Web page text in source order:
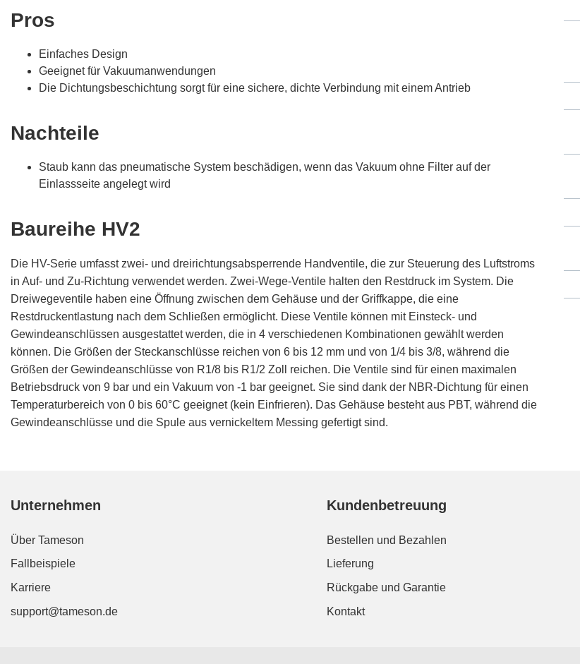
Pros
Einfaches Design
Geeignet für Vakuumanwendungen
Die Dichtungsbeschichtung sorgt für eine sichere, dichte Verbindung mit einem Antrieb
Nachteile
Staub kann das pneumatische System beschädigen, wenn das Vakuum ohne Filter auf der
Einlassseite angelegt wird
Baureihe HV2
Die HV-Serie umfasst zwei- und dreirichtungsabsperrende Handventile, die zur Steuerung des Luftstroms
in Auf- und Zu-Richtung verwendet werden. Zwei-Wege-Ventile halten den Restdruck im System. Die
Dreiwegeventile haben eine Öffnung zwischen dem Gehäuse und der Griffkappe, die eine
Restdruckentlastung nach dem Schließen ermöglicht. Diese Ventile können mit Einsteck- und
Gewindeanschlüssen ausgestattet werden, die in 4 verschiedenen Kombinationen gewählt werden
können. Die Größen der Steckanschlüsse reichen von 6 bis 12 mm und von 1/4 bis 3/8, während die
Größen der Gewindeanschlüsse von R1/8 bis R1/2 Zoll reichen. Die Ventile sind für einen maximalen
Betriebsdruck von 9 bar und ein Vakuum von -1 bar geeignet. Sie sind dank der NBR-Dichtung für einen
Temperaturbereich von 0 bis 60°C geeignet (kein Einfrieren). Das Gehäuse besteht aus PBT, während die
Gewindeanschlüsse und die Spule aus vernickeltem Messing gefertigt sind.
Unternehmen
Über Tameson
Fallbeispiele
Karriere
support@tameson.de
Kundenbetreuung
Bestellen und Bezahlen
Lieferung
Rückgabe und Garantie
Kontakt